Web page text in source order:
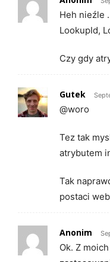
Heh nieźle
LookupId,
Czy gdy
Gutek
@woro
Tez tak
atrybutem
Tak
postaci
Anonim
Ok. Z